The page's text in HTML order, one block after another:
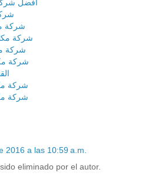
افضل
شركة
شركة
شركة
شركة
شركة
شركة
2016 a las 10:59 a.m.
eliminado por el autor.